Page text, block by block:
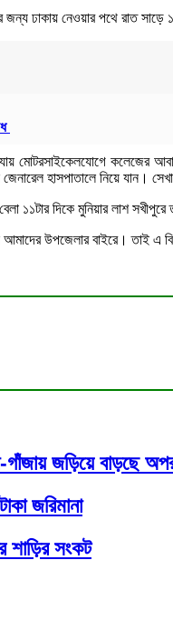
ঢাকায় নেওয়ার পথে রাত সাড়ে
মোটরসাইকেলযোগে
হাসপাতালে নিয়ে যান।
১১টার দিকে মুনিয়ার লাশ সখীপুরে
আমাদের উপজেলার বাইরে। তাই এ
গাঁজায় জড়িয়ে বাড়ছে
জরিমানা
শাড়ির সংকট